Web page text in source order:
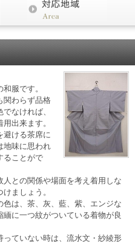
服です。
関わらず品格
なければ、
出来ます。
避ける茶席に
地味に思われ
ることがで
との関係や場面を考え着用しな
ましょう。
色は、茶、灰、藍、紫、エンジな
に一つ紋がついている着物が良
っていない時は、流水文・紗綾形